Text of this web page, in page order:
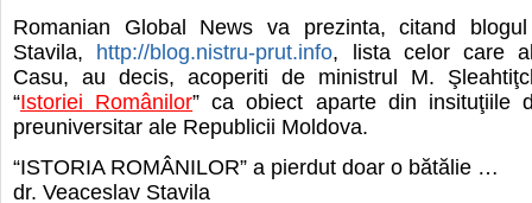
Romanian Global News va prezinta, citand
Stavila, http://blog.nistru-prut.info, lista celor care
Casu, au decis, acoperiti de ministrul M.
“Istoriei Românilor” ca obiect aparte din insituţiile
preuniversitar ale Republicii Moldova.
“ISTORIA ROMÂNILOR” a pierdut doar o bătălie …
dr. Veaceslav Stavila